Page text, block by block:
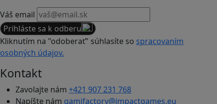
Váš email
Prihláste sa k odberu
Kliknutím na "odoberať" súhlasíte so spracovaním
osobných údajov.
Kontakt
Zavolajte nám +421 907 231 768
Napíšte nám gamifactory@impactgames.eu